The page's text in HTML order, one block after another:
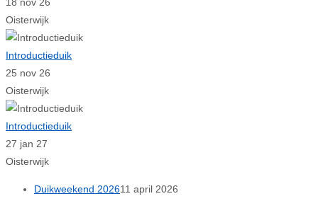
Oisterwijk
Introductieduik
25 nov 26
Oisterwijk
Introductieduik
27 jan 27
Oisterwijk
Duikweekend 202611 april 2026